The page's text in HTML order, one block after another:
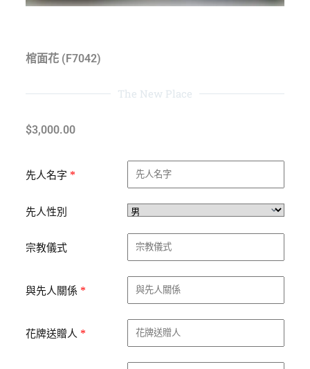
棺面花 (F7042)
The New Place
$3,000.00
先人名字 *
先人性別
宗教儀式
與先人關係 *
花牌送贈人 *